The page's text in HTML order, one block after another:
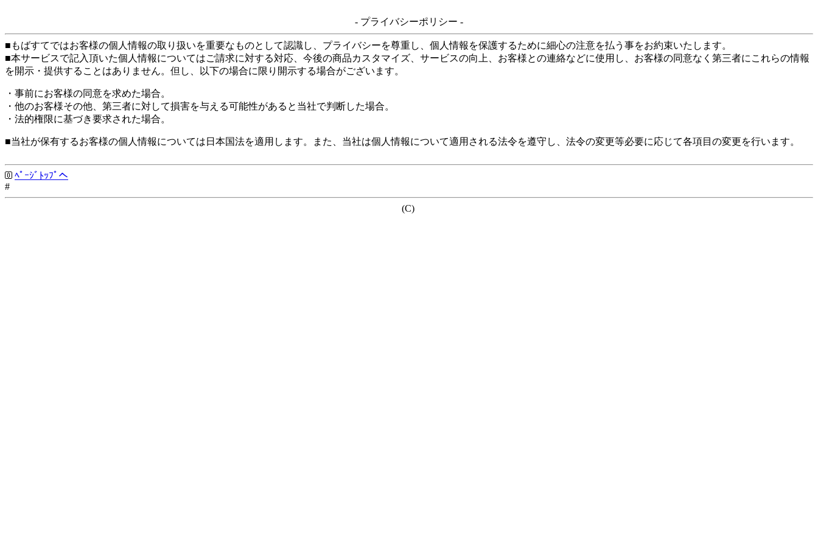
- プライバシーポリシー -
■もばすてではお客様の個人情報の取り扱いを重要なものとして認識し、プライバシーを尊重し、個人情報を保護するために細心の注意を払う事をお約束いたします。
■本サービスで記入頂いた個人情報についてはご請求に対する対応、今後の商品カスタマイズ、サービスの向上、お客様との連絡などに使用し、お客様の同意なく第三者にこれらの情報
を開示・提供することはありません。但し、以下の場合に限り開示する場合がございます。
・事前にお客様の同意を求めた場合。
・他のお客様その他、第三者に対して損害を与える可能性があると当社で判断した場合。
・法的権限に基づき要求された場合。
■当社が保有するお客様の個人情報については日本国法を適用します。また、当社は個人情報について適用される法令を遵守し、法令の変更等必要に応じて各項目の変更を行います。
ﾍﾟｰｼﾞﾄｯﾌﾟへ
#
(C)